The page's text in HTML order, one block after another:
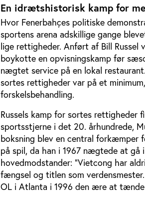
En idrætshistorisk kamp for
Hvor Fenerbahçes politiske
sportens arena adskillige gange
lige rettigheder. Anført af Bill
boykotte en opvisningskamp før
nægtet service på en lokal
sortes rettigheder var på et
forskelsbehandling.
Russels kamp for sortes rettigheder
sportsstjerne i det 20. århundrede,
boksning blev en central forkæmper
på spil, da han i 1967 nægtede at gå
hovedmodstander: ”Vietcong har
fængsel og titlen som
OL i Atlanta i 1996 den ære at tænde